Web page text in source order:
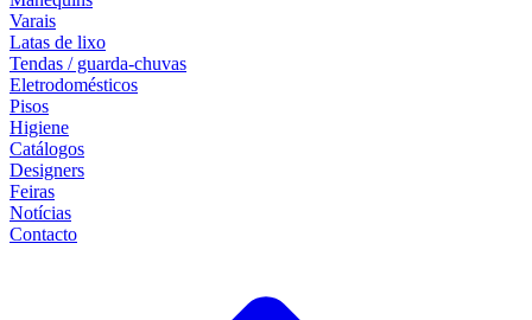
Varais
Latas de lixo
Tendas / guarda-chuvas
Eletrodomésticos
Pisos
Higiene
Catálogos
Designers
Feiras
Notícias
Contacto